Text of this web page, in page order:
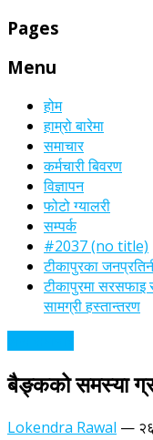
Pages
Menu
होम
हाम्रो बारेमा
समाचार
कर्मचारी बिवरण
विज्ञापन
फोटो ग्यालरी
सम्पर्क
#2037 (no title)
टीकापुरका
टीकापुरमा सरसफाइ
सामग्री हस्तान्तरण
बैङ्कको समस्या
Lokendra Rawal —